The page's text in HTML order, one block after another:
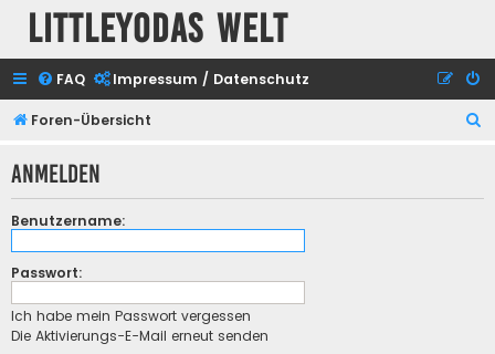
Littleyodas Welt
FAQ Impressum / Datenschutz
Foren-Übersicht
h
Anmelden
Benutzername:
Passwort:
Ich habe mein Passwort vergessen
Die Aktivierungs-E-Mail erneut senden